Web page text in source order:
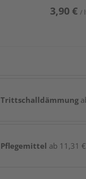
3,90 € /
Trittschalldämmung
Pflegemittel ab 11,31